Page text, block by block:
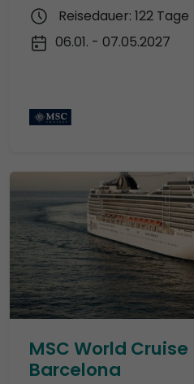
Reisedauer: 122 Tage
06.01. - 07.05.2027
MSC World
Barcelona